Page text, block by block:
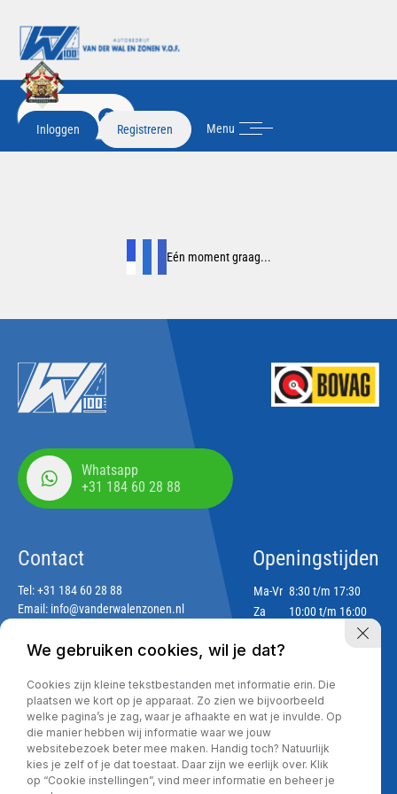
Inloggen Registreren Menu
2
Eén moment graag...
Whatsapp
+31 184 60 28 88
Contact
Tel:+31 184 60 28 88
Email: info@vanderwalenzonen.nl
Adres
Lekdijk 188
2967 GJ Langerak
Openingstijden
Ma-Vr 8:30 t/m 17:30
Za
10:00 t/m 16:00
Privacy policy
We gebruiken cookies, wil je dat?
Cookies zijn kleine tekstbestanden met informatie erin. Die
plaatsen we kort op je apparaat. Zo zien we bijvoorbeeld
welke pagina’s je zag, waar je afhaakte en wat je invulde. Op
die manier hebben wij informatie waar we jouw
websitebezoek beter mee maken. Handig toch? Natuurlijk
kies je zelf of je dat toestaat. Daar zijn we eerlijk over. Klik
op “Cookie instellingen”, vind meer informatie en beheer je